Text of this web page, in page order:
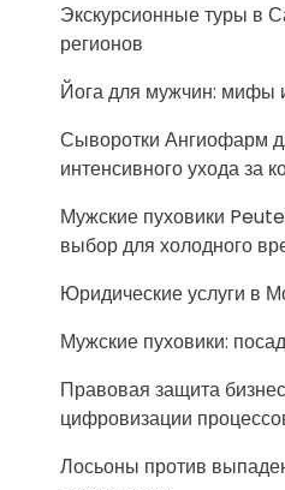
Экскурсионные туры в
регионов
Йога для мужчин: мифы
Сыворотки Ангиофарм
интенсивного ухода за
Мужские пуховики
выбор для холодного
Юридические услуги в
Мужские пуховики:
Правовая защита
цифровизации
Лосьоны против